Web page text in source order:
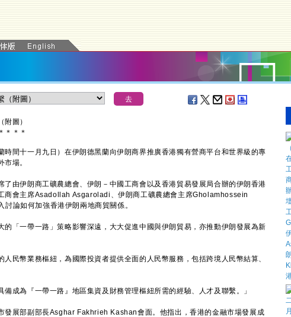
圖）
＊ ＊ ＊ ＊
間十一月九日）在伊朗德黑蘭向伊朗商界推廣香港獨有營商平台和世界級的專
場。
由伊朗商工礦農總會、伊朗－中國工商會以及香港貿易發展局合辦的伊朗香港
商會主席Asadollah Asgaroladi、伊朗商工礦農總會主席Gholamhossein
論如何加強香港伊朗兩地商貿關係。
「一帶一路」策略影響深遠，大大促進中國與伊朗貿易，亦推動伊朗發展為新
幣業務樞紐，為國際投資者提供全面的人民幣服務，包括跨境人民幣結算、
為『一帶一路』地區集資及財務管理樞紐所需的經驗、人才及聯繫。」
展部副部長Asghar Fakhrieh Kashan會面。他指出，香港的金融市場發展成